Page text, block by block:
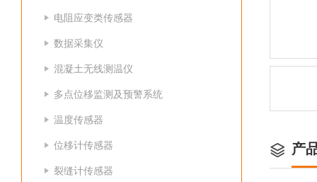
电阻应变类传感器
数据采集仪
混凝土无线测温仪
多点位移监测及预警系统
温度传感器
位移计传感器
裂缝计传感器
产